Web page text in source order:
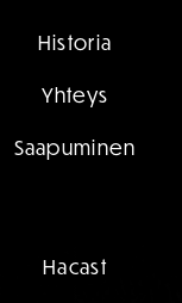
Historia
Yhteys
Saapuminen
Hacast